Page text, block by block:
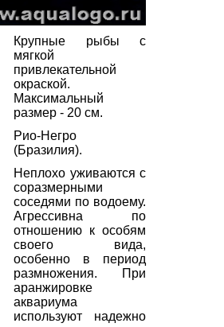
Крупные рыбы с
мягкой
привлекательной
окраской.
Максимальный
размер - 20 см.
Рио-Негро
(Бразилия).
Неплохо уживаются с
соразмерными
соседями по водоему.
Агрессивна по
отношению к особям
своего вида,
особенно в период
размножения. При
аранжировке
аквариума
используют надежно